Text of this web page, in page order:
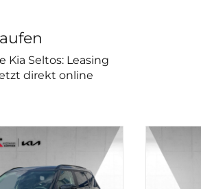
Kia Seltos: Leasing
direkt online